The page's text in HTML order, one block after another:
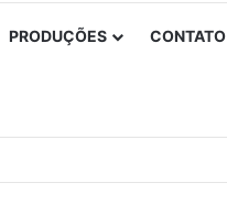
PRODUÇÕES CONTATO